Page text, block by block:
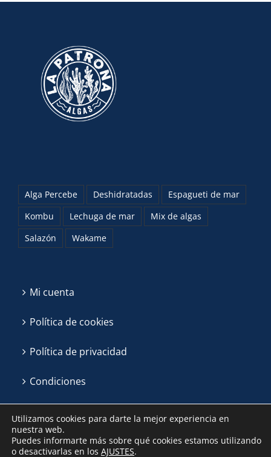
Alga Percebe Deshidratadas
Espagueti de mar
Kombu
Lechuga de mar
Mix de algas
Salazón
Wakame
Mi cuenta
Política de cookies
Política de privacidad
Condiciones
Utilizamos cookies para darte la mejor experiencia en
nuestra web.
Puedes informarte más sobre qué cookies estamos utilizando
o desactivarlas en los AJUSTES.